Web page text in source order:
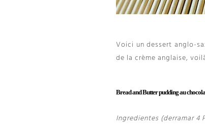
Voici un dessert anglo-
de la crème anglaise,
Bread and Butter pudding au
Ingredientes (derramar 4